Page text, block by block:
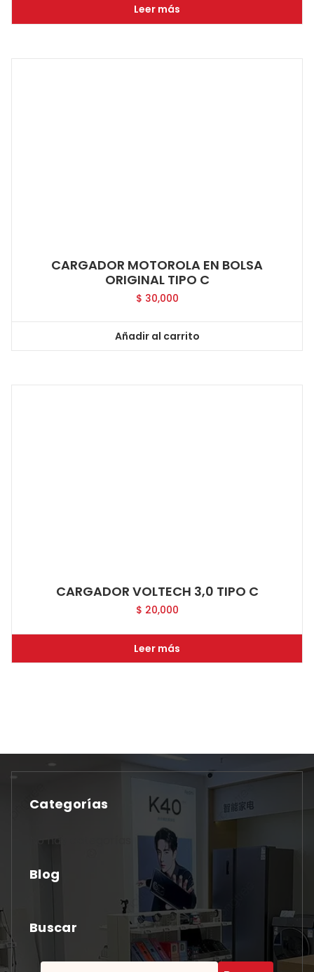
Leer más
CARGADOR MOTOROLA EN BOLSA
ORIGINAL TIPO C
$ 30,000
Añadir al carrito
CARGADOR VOLTECH 3,0 TIPO C
$ 20,000
Leer más
Categorías
No hay categorías
Blog
Buscar